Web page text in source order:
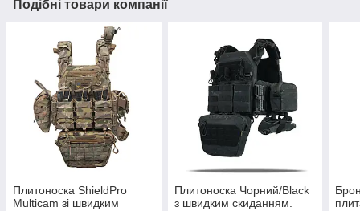
Подібні товари компанії
Плитоноска ShieldPro
Multicam зі швидким
Плитоноска Чорний/Black
з швидким скиданням.